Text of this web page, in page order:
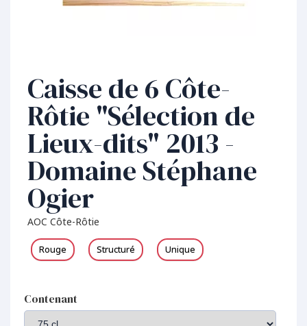
Caisse de 6 Côte-
Rôtie "Sélection de
Lieux-dits" 2013 -
Domaine Stéphane
Ogier
AOC Côte-Rôtie
Rouge Structuré Unique
Contenant